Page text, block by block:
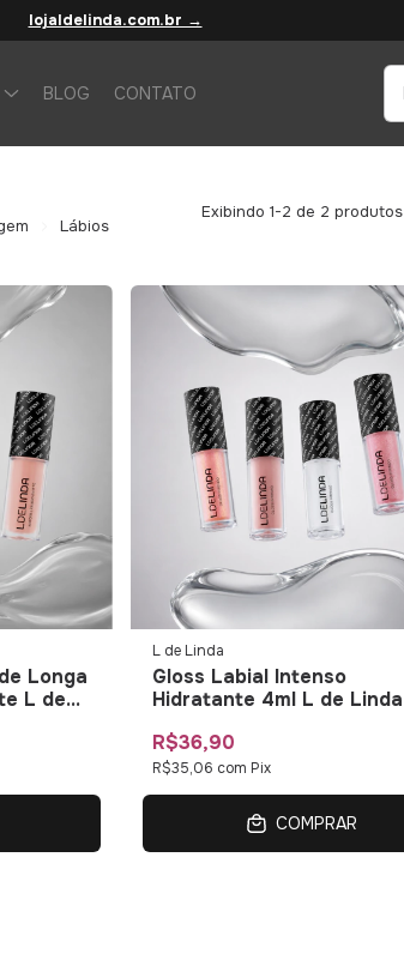
lojaldelinda.com.br →
BLOG CONTATO
Lábios
Exibindo 1-2 de 2 produtos
Longa
L de
L de Linda
Gloss Labial Intenso
Hidratante 4ml L de Linda
R$36,90
R$35,06 com Pix
COMPRAR